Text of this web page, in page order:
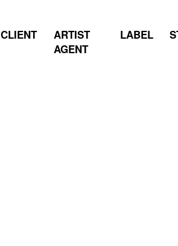
CLIENT
ARTIST
AGENT
LABEL